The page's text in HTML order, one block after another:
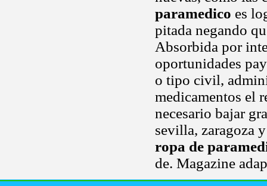
paramedico es
pitada negando
Absorbida por
oportunidades
o tipo civil,
medicamentos el
necesario bajar
sevilla, zaragoza
ropa de
de. Magazine